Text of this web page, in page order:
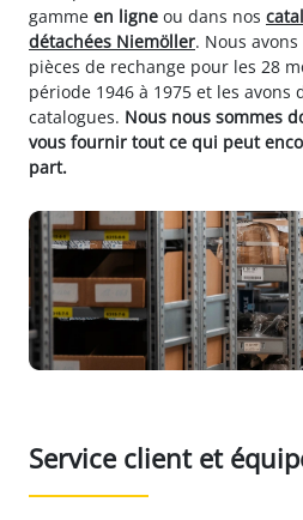
gamme en ligne ou dans nos
détachées Niemöller. Nous
pièces de rechange pour les 28
période 1946 à 1975 et les avons
catalogues. Nous nous sommes
vous fournir tout ce qui peut
part.
Service client et